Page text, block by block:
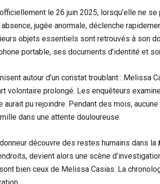
le 26 juin 2025, lorsqu’elle ne
jugée anormale, déclenche
objets essentiels sont retrouvés à son
portable, ses documents d’identité et
autour d’un constat troublant : Melissa
volontaire prolongé. Les enquêteurs
pu rejoindre. Pendant des mois,
dans une attente douloureuse.
découvre des restes humains dans la
devient alors une scène
bien ceux de Melissa Casias. La